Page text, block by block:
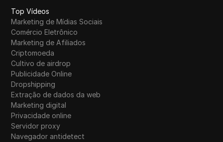
Top Vídeos
Marketing de Mídias Sociais
Comércio Eletrônico
Marketing de Afiliados
Criptomoeda
Cultivo de airdrop
Publicidade Online
Dropshipping
Extração de dados da web
Marketing digital
Privacidade online
Servidor proxy
Navegador antidetect